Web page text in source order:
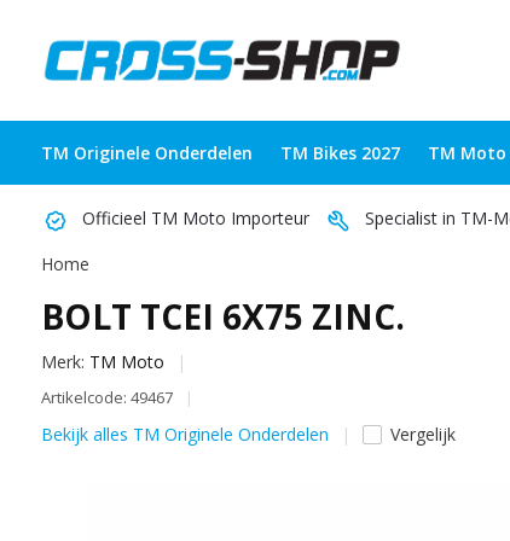
TM Originele Onderdelen TM Bikes 2027 TM Moto
Officieel TM Moto Importeur Specialist in TM-
Home
BOLT TCEI 6X75 ZINC.
Merk: TM Moto
Artikelcode: 49467
Bekijk alles TM Originele Onderdelen Vergelijk